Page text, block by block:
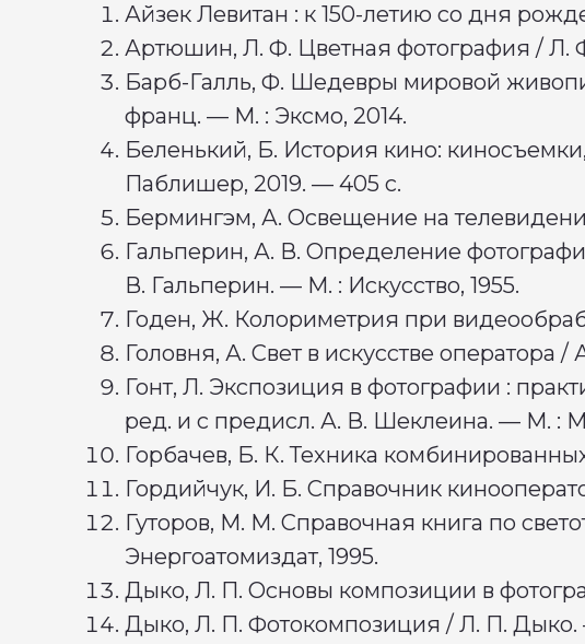
Айзек Левитан : к 150-летию со дня
Артюшин, Л. Ф. Цветная фотография / Л.
Барб-Галль, Ф. Шедевры мировой
франц. — М. : Эксмо, 2014.
Беленький, Б. История кино:
Паблишер, 2019. — 405 с.
Бермингэм, А. Освещение на
Гальперин, А. В. Определение
В. Гальперин. — М. : Искусство, 1955.
Годен, Ж. Колориметрия при
Головня, А. Свет в искусстве оператора
Гонт, Л. Экспозиция в фотографии :
ред. и с предисл. А. В. Шеклеина. — М. :
Горбачев, Б. К. Техника
Гордийчук, И. Б. Справочник
Гуторов, М. М. Справочная книга по
Энергоатомиздат, 1995.
Дыко, Л. П. Основы композиции в
Дыко, Л. П. Фотокомпозиция / Л. П. Дыко.